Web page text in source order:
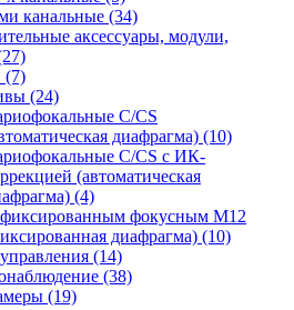
канальные (34)
аксессуары, модули,
(7)
(24)
C/CS
диафрагма) (10)
C/CS с ИК-
(автоматическая
(4)
фокусным М12
диафрагма) (10)
(14)
(38)
(19)